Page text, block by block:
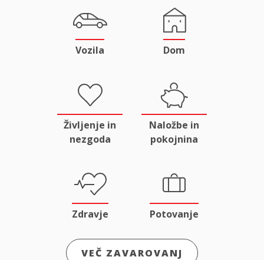
Vozila Dom
Življenje in
nezgoda
Naložbe in
pokojnina
Zdravje Potovanje
VEČ ZAVAROVANJ